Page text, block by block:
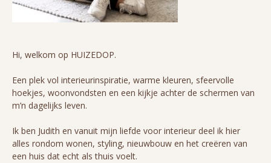
Hi, welkom op HUIZEDOP.
Een plek vol interieurinspiratie, warme kleuren, sfeervolle
hoekjes, woonvondsten en een kijkje achter de schermen van
m’n dagelijks leven.
Ik ben Judith en vanuit mijn liefde voor interieur deel ik hier
alles rondom wonen, styling, nieuwbouw en het creëren van
een huis dat echt als thuis voelt.